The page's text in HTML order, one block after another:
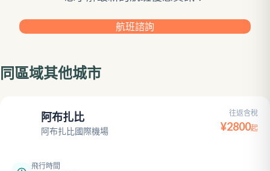
航班諮詢
同區域其他城市
阿布扎比
阿布扎比國際機場
往返含稅
¥2800起
飛行時間